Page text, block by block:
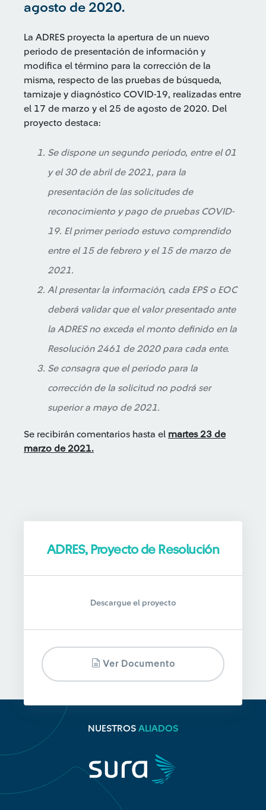
agosto de 2020.
La ADRES proyecta la apertura de un nuevo
periodo de presentación de información y
modifica el término para la corrección de la
misma, respecto de las pruebas de búsqueda,
tamizaje y diagnóstico COVID-19, realizadas entre
el 17 de marzo y el 25 de agosto de 2020. Del
proyecto destaca:
Se dispone un segundo periodo, entre el 01
y el 30 de abril de 2021, para la
presentación de las solicitudes de
reconocimiento y pago de pruebas COVID-
19. El primer periodo estuvo comprendido
entre el 15 de febrero y el 15 de marzo de
2021.
Al presentar la información, cada EPS o EOC
deberá validar que el valor presentado ante
la ADRES no exceda el monto definido en la
Resolución 2461 de 2020 para cada ente.
Se consagra que el periodo para la
corrección de la solicitud no podrá ser
superior a mayo de 2021.
Se recibirán comentarios hasta el martes 23 de
marzo de 2021.
ADRES, Proyecto de Resolución
Descargue el proyecto
Ver Documento
NUESTROS ALIADOS